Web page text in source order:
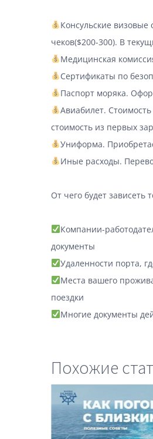
Консульские
чеков($200-300). В
Медицинская
Сертификаты по
Паспорт моряка.
Авиабилет.
стоимость из первых
Униформа.
Иные расходы.
От чего будет зависеть
Компании-
документы
Удаленности порта,
Места вашего
поездки
Многие документы
Похожие